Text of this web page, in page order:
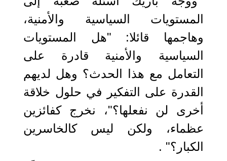
المستويات السياسية والأمنية،
وهاجمها قائلا: "هل المستويات
السياسية والأمنية قادرة على
التعامل مع هذا الحدث؟ وهل لديهم
القدرة على التفكير في حلول خلاقة
أخرى لن نفعلها؟"، نخرج كفائزين
عظماء، ولكن ليس كالخاسرين
الكبار؟" .